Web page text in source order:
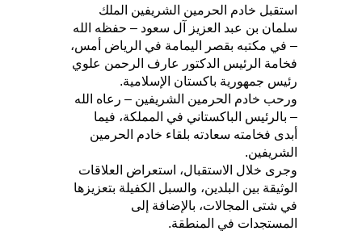
استقبل خادم الحرمين الشريفين الملك
سلمان بن عبد العزيز آل سعود – حفظه الله
– في مكتبه بقصر اليمامة في الرياض أمس،
فخامة الرئيس الدكتور عارف الرحمن علوي
رئيس جمهورية باكستان الإسلامية.
ورحب خادم الحرمين الشريفين – رعاه الله
– بالرئيس الباكستاني في المملكة، فيما
أبدى فخامته سعادته بلقاء خادم الحرمين
الشريفين.
وجرى خلال الاستقبال، استعراض العلاقات
الوثيقة بين البلدين، والسبل الكفيلة بتعزيزها
في شتى المجالات، بالإضافة إلى
المستجدات في المنطقة.